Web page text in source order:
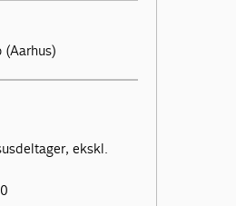
(Aarhus)
ekskl.